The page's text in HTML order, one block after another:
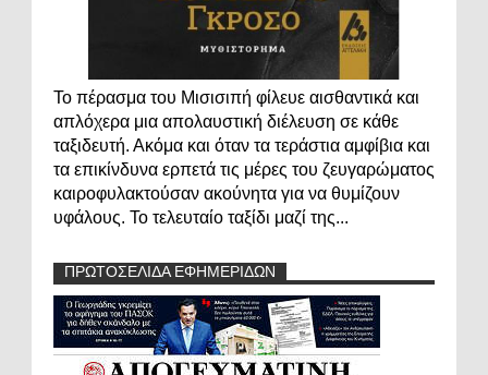
Το πέρασμα του Μισισιπή φίλευε αισθαντικά και
απλόχερα μια απολαυστική διέλευση σε κάθε
ταξιδευτή. Ακόμα και όταν τα τεράστια αμφίβια και
τα επικίνδυνα ερπετά τις μέρες του ζευγαρώματος
καιροφυλακτούσαν ακούνητα για να θυμίζουν
υφάλους. Το τελευταίο ταξίδι μαζί της...
ΠΡΩΤΟΣΕΛΙΔΑ ΕΦΗΜΕΡΙΔΩΝ